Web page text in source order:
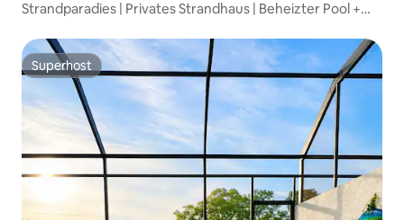
Strandparadies | Privates Strandhaus | Beheizter Pool +
Superhost
Superhost